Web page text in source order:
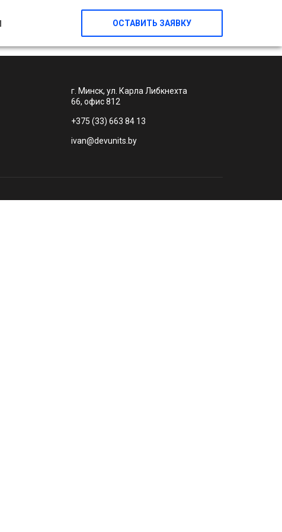
ОСТАВИТЬ ЗАЯВКУ
г. Минск, ул. Карла Либкнехта
66, офис 812
+375 (33) 663 84 13
ivan@devunits.by